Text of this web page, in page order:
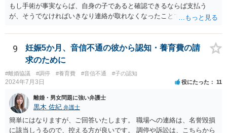
もし手術が事実ならば、自身の子であると確認できるならば支払う
が、そうでなければいきなり連絡が取れなくなったことで不信感もあ
してはいかがでしょうか。 代理人となる場合ですが、事務所ごとにま
ちまちです。 弊所の場合、交渉をお受けするとなると20万円くらいが
多いかと思います。
9
妊娠5か月、音信不通の彼から認知・養育費の請
求のために
#離婚協議 #調停 #養育費 #音信不通 #子の認知
2024年7月3日 役にたった 11
離婚・男女問題に強い弁護士
黒木 佐紀 弁護士
簡単にはなりますが、ご回答いたします。 職場への連絡は、名誉毀損
に該当しうるので、控える方が良いです。 調停や訴訟は、こちらから